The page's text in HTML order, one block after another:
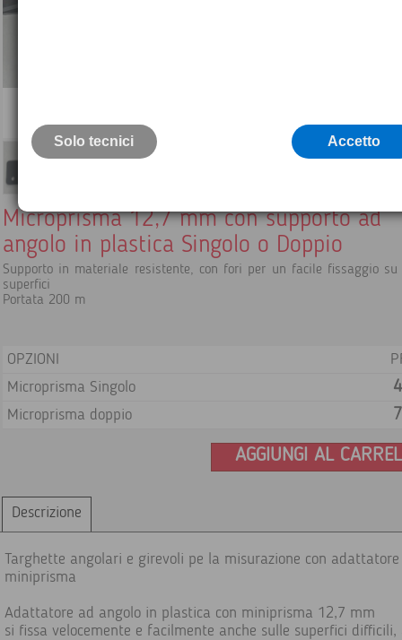
Microprisma 12,7 mm con supporto ad
angolo in plastica Singolo o Doppio
Supporto in materiale resistente, con fori per un facile fissaggio
superfici
Portata 200 m
OPZIONI
Microprisma Singolo
Microprisma doppio
AGGIUNGI AL
Descrizione
Targhette angolari e girevoli pe la misurazione con adattatore
miniprisma
Adattatore ad angolo in plastica con miniprisma 12,7 mm
si fissa velocemente e facilmente anche sulle superfici difficili,
Solo tecnici Accetto